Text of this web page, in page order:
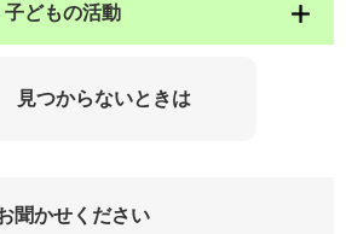
子どもの活動
見つからないときは
聞かせください